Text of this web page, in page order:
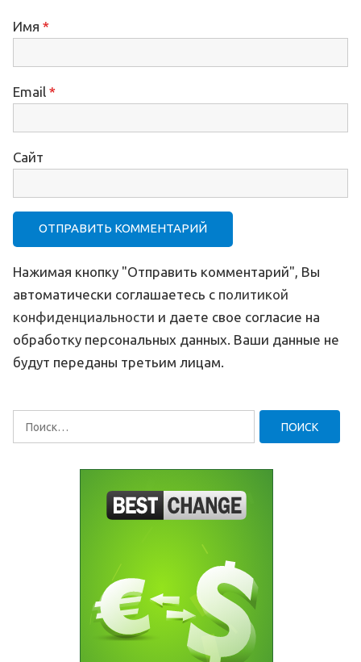
Имя *
Email *
Сайт
Нажимая кнопку "Отправить комментарий", Вы
автоматически соглашаетесь с политикой
конфиденциальности и даете свое согласие на
обработку персональных данных. Ваши данные не
будут переданы третьим лицам.
Найти: